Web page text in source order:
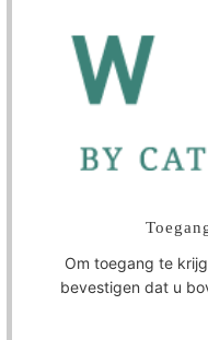
EEN CHIQUE
Om toegang te
bevestigen dat u